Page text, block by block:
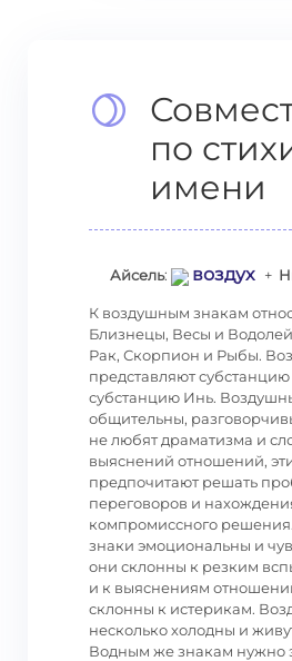
по
имени
Айсель: воздух+
К воздушным знакам
Близнецы, Весы и
Рак, Скорпион и Рыбы.
представляют
субстанцию Инь.
общительны,
не любят драматизма и
выяснений отношений,
предпочитают решать
переговоров и
компромиссного
знаки эмоциональны и
они склонны к резким
и к выяснениям
склонны к истерикам.
несколько холодны и
Водным же знакам нужно